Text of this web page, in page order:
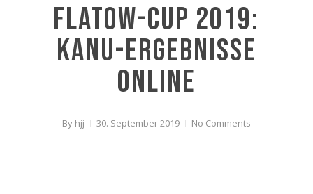
Flatow-Cup 2019:
Kanu-Ergebnisse
online
By hjj 30. September 2019 No Comments